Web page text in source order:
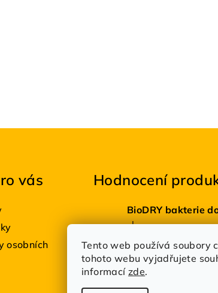
Tento web používá soubory
tohoto webu vyjadřujete
informacízde.
vás
osobních
Hodnocení
|
Estetik Profi
Hodnocení produktu
|